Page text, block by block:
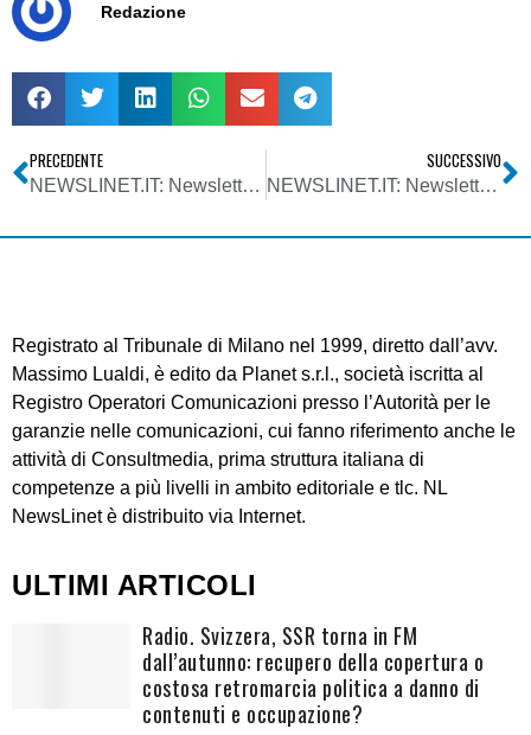
Redazione
PRECEDENTE
NEWSLINET.IT: Newsletter n. 800 del 15/04/2015
SUCCESSIVO
NEWSLINET.IT: Newsletter n. 802 del 29/04/2015
Registrato al Tribunale di Milano nel 1999, diretto dall’avv.
Massimo Lualdi, è edito da Planet s.r.l., società iscritta al
Registro Operatori Comunicazioni presso l’Autorità per le
garanzie nelle comunicazioni, cui fanno riferimento anche le
attività di Consultmedia, prima struttura italiana di
competenze a più livelli in ambito editoriale e tlc. NL
NewsLinet è distribuito via Internet.
ULTIMI ARTICOLI
Radio. Svizzera, SSR torna in FM
dall’autunno: recupero della copertura o
costosa retromarcia politica a danno di
contenuti e occupazione?